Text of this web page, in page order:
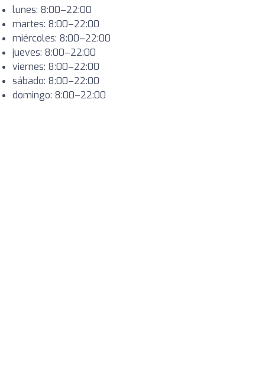
lunes: 8:00–22:00
martes: 8:00–22:00
miércoles: 8:00–22:00
jueves: 8:00–22:00
viernes: 8:00–22:00
sábado: 8:00–22:00
domingo: 8:00–22:00